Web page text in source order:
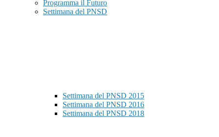
Programma il Futuro
Settimana del PNSD
Settimana del PNSD 2015
Settimana del PNSD 2016
Settimana del PNSD 2018